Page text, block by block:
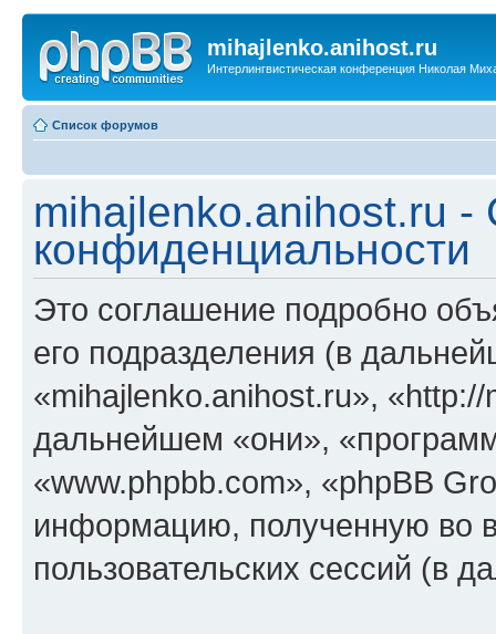
mihajlenko.anihost.ru
Интерлингвистическая конференция Николая
Список форумов
mihajlenko.anihost.ru -
конфиденциальности
Это соглашение подробно
его подразделения (в
«mihajlenko.anihost.ru»,
дальнейшем «они»,
«www.phpbb.com», «phpBB
информацию, полученную во
пользовательских сессий (в